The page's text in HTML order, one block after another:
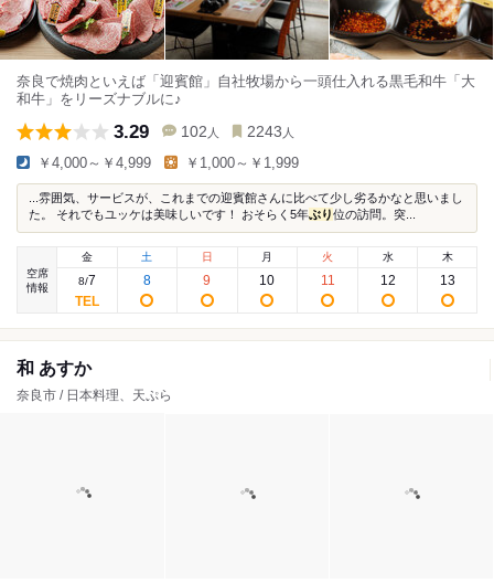
奈良で焼肉といえば「迎賓館」自社牧場から一頭仕入れる黒毛和牛「大
和牛」をリーズナブルに♪
3.29 102 人 2243 人
￥4,000～￥4,999 ￥1,000～￥1,999
...雰囲気、サービスが、これまでの迎賓館さんに比べて少し劣るかなと思いまし
た。 それでもユッケは美味しいです！ おそらく5年ぶり位の訪問。突...
空席
情報
金
8/7
土
8
日
9
月
10
火
11
水
12
木
13
和 あすか
奈良市 / 日本料理、天ぷら